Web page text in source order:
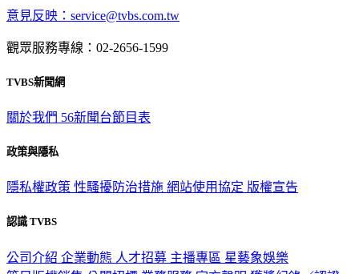
意見反映：service@tvbs.com.tw
觀眾服務專線：02-2656-1599
TVBS新聞網
關於我們 56新聞台節目表
政策與隱私
隱私權政策 性騷擾防治措施 網站使用協定 版權宣告
認識 TVBS
公司介紹 企業動態 人才招募 主播專區 星藝象娛樂